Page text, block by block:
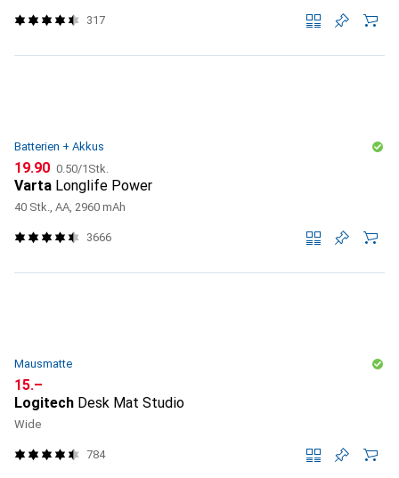
317
Batterien + Akkus
CHF
19.90 CHF
0.50/1Stk.
Varta Longlife Power
40 Stk., AA, 2960 mAh
3666
Mausmatte
CHF
15.–
Logitech Desk Mat Studio
Wide
784